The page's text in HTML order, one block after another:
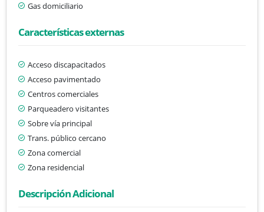
Gas domiciliario
Características externas
Acceso discapacitados
Acceso pavimentado
Centros comerciales
Parqueadero visitantes
Sobre vía principal
Trans. público cercano
Zona comercial
Zona residencial
Descripción Adicional